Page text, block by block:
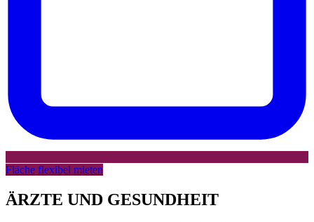
Fläche flexibel mieten
ÄRZTE UND GESUNDHEIT